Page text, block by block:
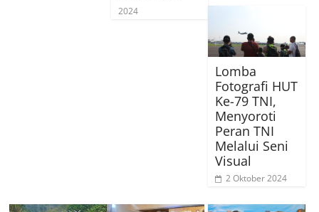
2024
Lomba
Fotografi HUT
Ke-79 TNI,
Menyoroti
Peran TNI
Melalui Seni
Visual
2 Oktober 2024